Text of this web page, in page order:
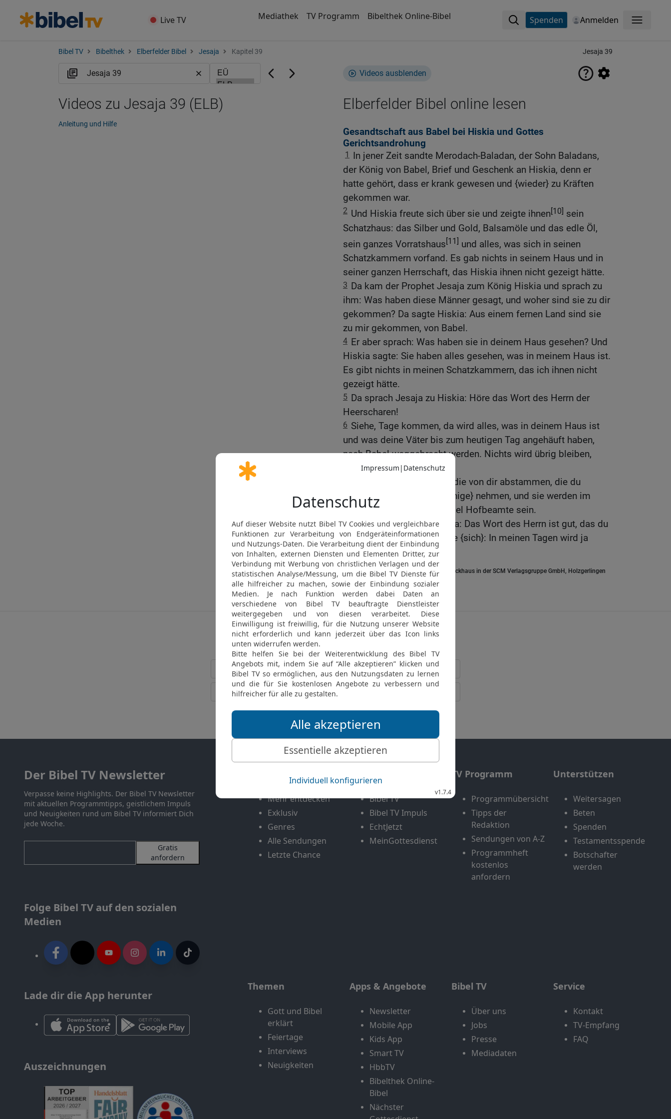
Live TV Mediathek TV Programm Bibelthek Online-Bibel Spenden Anmelden Menü
Bibel TV Bibelthek Elberfelder Bibel Jesaja Kapitel 39 Jesaja 39
Videos ausblenden
Elberfelder Bibel online lesen
Gesandtschaft aus Babel bei Hiskia und Gottes
Gerichtsandrohung
1
In jener Zeit sandte Merodach-Baladan, der Sohn Baladans,
der König von Babel, Brief und Geschenk an Hiskia, denn er
hatte gehört, dass er krank gewesen und {wieder} zu Kräften
gekommen war.
2 Und Hiskia freute sich über sie und zeigte ihnen[10] sein
Schatzhaus: das Silber und Gold, Balsamöle und das edle Öl,
sein ganzes Vorratshaus[11] und alles, was sich in seinen
Schatzkammern vorfand. Es gab nichts in seinem Haus und in
seiner ganzen Herrschaft, das Hiskia ihnen nicht gezeigt hätte.
3 Da kam der Prophet Jesaja zum König Hiskia und sprach zu
ihm: Was haben diese Männer gesagt, und woher sind sie zu dir
gekommen? Da sagte Hiskia: Aus einem fernen Land sind sie
zu mir gekommen, von Babel.
4 Er aber sprach: Was haben sie in deinem Haus gesehen? Und
Hiskia sagte: Sie haben alles gesehen, was in meinem Haus ist.
Es gibt nichts in meinen Schatzkammern, das ich ihnen nicht
gezeigt hätte.
5 Da sprach Jesaja zu Hiskia: Höre das Wort des Herrn der
Heerscharen!
6 Siehe, Tage kommen, da wird alles, was in deinem Haus ist
und was deine Väter bis zum heutigen Tag angehäuft haben,
nach Babel weggebracht werden. Nichts wird übrig bleiben,
spricht der Herr.
Und von deinen Söhnen, die von dir abstammen, die du
zeugen wirst, wird man {einige} nehmen, und sie werden im
Palast des Königs von Babel Hofbeamte sein.
8 Da sagte Hiskia zu Jesaja: Das Wort des Herrn ist gut, das du
geredet hast. Denn er sagte {sich}: In meinen Tagen wird ja
Friede und Sicherheit sein.
Elberfelder Bibel 2006, © 2006 SCM R.Brockhaus in der SCM Verlagsgruppe GmbH, Holzgerlingen
Videos zu Jesaja 39 (ELB)
Anleitung und Hilfe
Möchtest du uns Feedback geben?
Bewertung der Bibelthek
Der Bibel TV Newsletter
Verpasse keine Highlights. Der Bibel TV Newsletter
mit aktuellen Programmtipps, geistlichem Impuls
und Neuigkeiten rund um Bibel TV informiert Dich
jede Woche.
Gratis
anfordern
Folge Bibel TV auf den sozialen
Medien
Lade dir die App herunter
Auszeichnungen
Mehr entdecken
Exklusiv
Genres
Alle Sendungen
Letzte Chance
Bibel TV
Bibel TV Impuls
EchtJetzt
MeinGottesdienst
TV Programm
Programmübersicht
Tipps der
Redaktion
Sendungen von A-Z
Programmheft
kostenlos
anfordern
Unterstützen
Weitersagen
Beten
Spenden
Testamentsspende
Botschafter
werden
Themen
Gott und Bibel
erklärt
Feiertage
Interviews
Neuigkeiten
Apps & Angebote
Newsletter
Mobile App
Kids App
Smart TV
HbbTV
Bibelthek Online-
Bibel
Nächster
Bibel TV
Über uns
Jobs
Presse
Mediadaten
Service
Kontakt
TV-Empfang
FAQ